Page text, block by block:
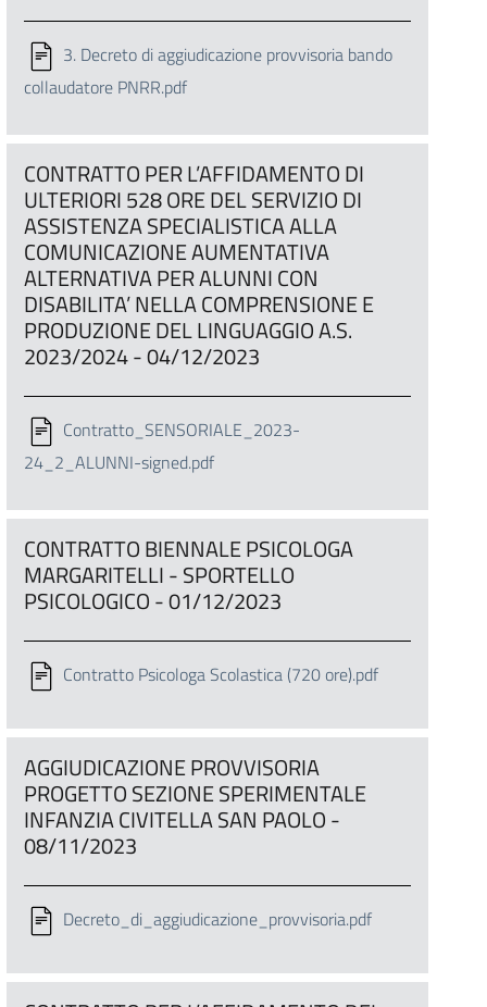
3. Decreto di aggiudicazione provvisoria bando
collaudatore PNRR.pdf
CONTRATTO PER L’AFFIDAMENTO DI
ULTERIORI 528 ORE DEL SERVIZIO DI
ASSISTENZA SPECIALISTICA ALLA
COMUNICAZIONE AUMENTATIVA
ALTERNATIVA PER ALUNNI CON
DISABILITA’ NELLA COMPRENSIONE E
PRODUZIONE DEL LINGUAGGIO A.S.
2023/2024 - 04/12/2023
Contratto_SENSORIALE_2023-
24_2_ALUNNI-signed.pdf
CONTRATTO BIENNALE PSICOLOGA
MARGARITELLI - SPORTELLO
PSICOLOGICO - 01/12/2023
Contratto Psicologa Scolastica (720 ore).pdf
AGGIUDICAZIONE PROVVISORIA
PROGETTO SEZIONE SPERIMENTALE
INFANZIA CIVITELLA SAN PAOLO -
08/11/2023
Decreto_di_aggiudicazione_provvisoria.pdf